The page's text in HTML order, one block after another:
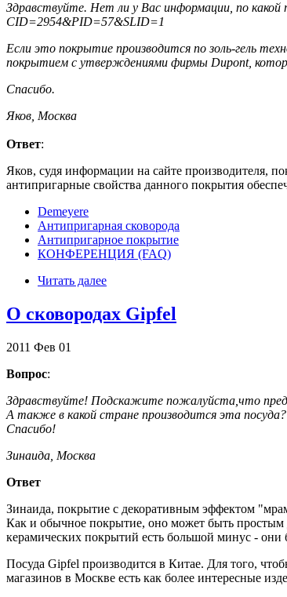
Здравствуйте. Нет ли у Вас информации, по какой
CID=2954&PID=57&SLID=1
Если это покрытие производится по золь-гель
покрытием с утверждениями фирмы Dupont,
Спасибо.
Яков, Москва
Ответ:
Яков, судя информации на сайте производителя,
антипригарные свойства данного покрытия
Demeyere
Антипригарная сковорода
Антипригарное покрытие
КОНФЕРЕНЦИЯ (FAQ)
Читать далее
О сковородах Gipfel
2011 Фев 01
Вопрос:
Здравствуйте! Подскажите пожалуйста,что
А также в какой стране производится эта посуда?
Спасибо!
Зинаида, Москва
Ответ
Зинаида, покрытие с декоративным эффектом
Как и обычное покрытие, оно может быть
керамических покрытий есть большой минус - они
Посуда Gipfel производится в Китае. Для того,
магазинов в Москве есть как более интересные